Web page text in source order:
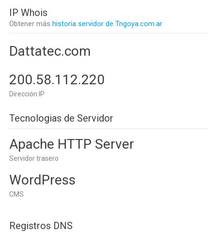
IP Whois
Obtener más historia servidor de Tngoya.com.ar
Dattatec.com
200.58.112.220
Dirección IP
Tecnologias de Servidor
Apache HTTP Server
Servidor trasero
WordPress
CMS
Registros DNS